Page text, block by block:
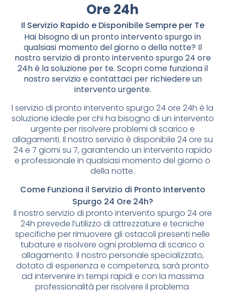
Ore 24h
Il Servizio Rapido e Disponibile Sempre per Te
Hai bisogno di un pronto intervento spurgo in
qualsiasi momento del giorno o della notte? Il
nostro servizio di pronto intervento spurgo 24 ore
24h è la soluzione per te. Scopri come funziona il
nostro servizio e contattaci per richiedere un
intervento urgente.
l servizio di pronto intervento spurgo 24 ore 24h è la
soluzione ideale per chi ha bisogno di un intervento
urgente per risolvere problemi di scarico e
allagamenti. Il nostro servizio è disponibile 24 ore su
24 e 7 giorni su 7, garantendo un intervento rapido
e professionale in qualsiasi momento del giorno o
della notte.
Come Funziona il Servizio di Pronto Intervento
Spurgo 24 Ore 24h?
Il nostro servizio di pronto intervento spurgo 24 ore
24h prevede l’utilizzo di attrezzature e tecniche
specifiche per rimuovere gli ostacoli presenti nelle
tubature e risolvere ogni problema di scarico o
allagamento. Il nostro personale specializzato,
dotato di esperienza e competenza, sarà pronto
ad intervenire in tempi rapidi e con la massima
professionalità per risolvere il problema.